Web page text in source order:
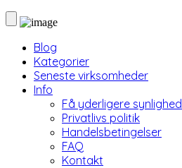
Blog
Kategorier
Seneste virksomheder
Info
Få yderligere synlighed
Privatlivs politik
Handelsbetingelser
FAQ
Kontakt